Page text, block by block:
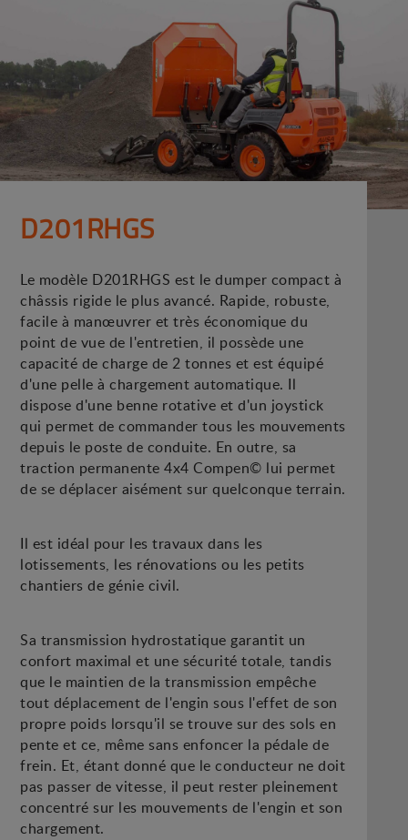
D201RHGS
Le modèle D201RHGS est le dumper compact à
châssis rigide le plus avancé. Rapide, robuste,
facile à manœuvrer et très économique du
point de vue de l'entretien, il possède une
capacité de charge de 2 tonnes et est équipé
d'une pelle à chargement automatique. Il
dispose d'une benne rotative et d'un joystick
qui permet de commander tous les mouvements
depuis le poste de conduite. En outre, sa
traction permanente 4x4 Compen© lui permet
de se déplacer aisément sur quelconque terrain.
Il est idéal pour les travaux dans les
lotissements, les rénovations ou les petits
chantiers de génie civil.
Sa transmission hydrostatique garantit un
confort maximal et une sécurité totale, tandis
que le maintien de la transmission empêche
tout déplacement de l'engin sous l'effet de son
propre poids lorsqu'il se trouve sur des sols en
pente et ce, même sans enfoncer la pédale de
frein. Et, étant donné que le conducteur ne doit
pas passer de vitesse, il peut rester pleinement
concentré sur les mouvements de l'engin et son
chargement.